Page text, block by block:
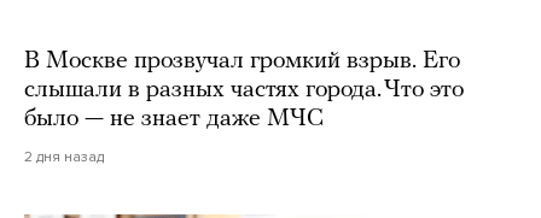
В Москве прозвучал громкий взрыв. Его
слышали в разных частях города. Что это
было — не знает даже МЧС
2 дня назад